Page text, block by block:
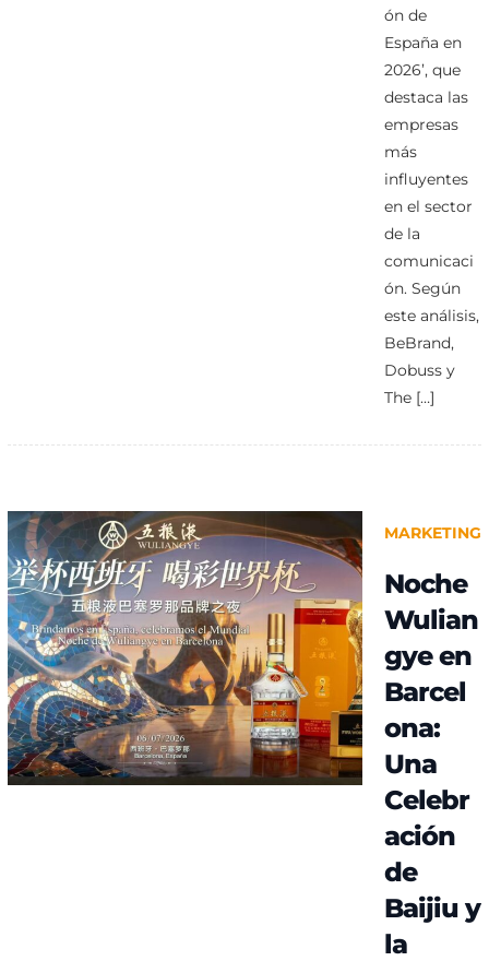
ón de
España en
2026’, que
destaca las
empresas
más
influyentes
en el sector
de la
comunicaci
ón. Según
este análisis,
BeBrand,
Dobuss y
The […]
MARKETING
Noche
Wulian
gye en
Barcel
ona:
Una
Celebr
ación
de
Baijiu y
la